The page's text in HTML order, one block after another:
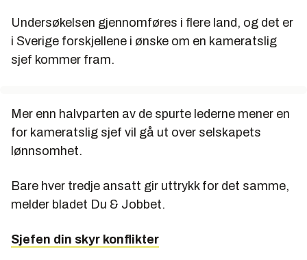
Undersøkelsen gjennomføres i flere land, og det er
i Sverige forskjellene i ønske om en kameratslig
sjef kommer fram.
Mer enn halvparten av de spurte lederne mener en
for kameratslig sjef vil gå ut over selskapets
lønnsomhet.
Bare hver tredje ansatt gir uttrykk for det samme,
melder bladet Du & Jobbet.
Sjefen din skyr konflikter